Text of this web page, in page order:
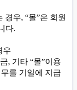
경우, “몰”은 회원
다.
우
, 기타 “몰”이용
를 기일에 지급